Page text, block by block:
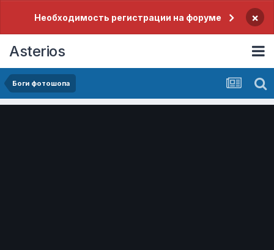
Необходимость регистрации на форуме ×
Asterios
Боги фотошопа